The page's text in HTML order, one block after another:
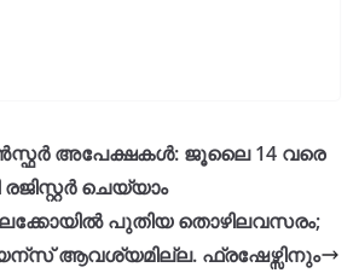
അപേക്ഷകൾ: ജൂലൈ 14 വരെ
ചെയ്യാം
പുതിയ തൊഴിലവസരം;
ആവശ്യമില്ല. ഫ്രഷേഴ്സിനും